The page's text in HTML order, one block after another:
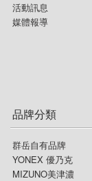
活動訊息
媒體報導
品牌分類
群岳自有品牌
YONEX 優乃克
MIZUNO美津濃